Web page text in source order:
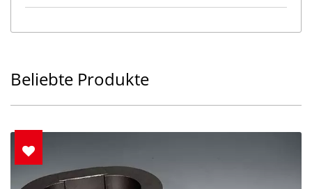
Beliebte Produkte